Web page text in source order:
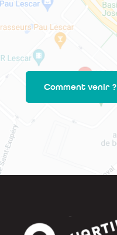
Comment venir ?